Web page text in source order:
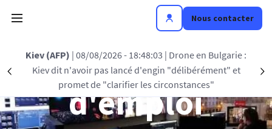
Nous contacter
Précédent
Kiev (AFP) | 08/08/2026 - 18:48:03 | Drone en Bulgarie :
Kiev dit n'avoir pas lancé d'engin "délibérément" et
promet de "clarifier les circonstances"
Nos offres
d'emploi